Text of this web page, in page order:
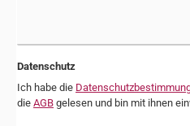
Datenschutz
Ich habe die
die AGB gelesen und bin mit ihnen